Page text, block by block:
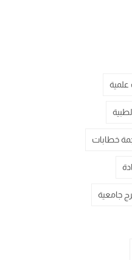
علمية
خطابات
جامعية